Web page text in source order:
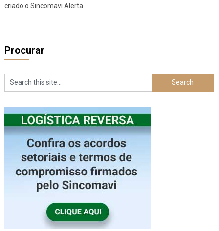
criado o Sincomavi Alerta.
Procurar